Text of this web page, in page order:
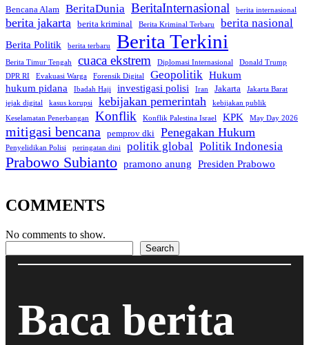
Bencana Alam BeritaDunia BeritaInternasional berita internasional
berita jakarta berita kriminal Berita Kriminal Terbaru berita nasional
Berita Politik berita terbaru Berita Terkini
Berita Timur Tengah cuaca ekstrem Diplomasi Internasional
Donald Trump
DPR RI
Evakuasi Warga Forensik Digital Geopolitik Hukum
hukum pidana
Ibadah Haji investigasi polisi Iran Jakarta
Jakarta Barat
jejak digital
kasus korupsi kebijakan pemerintah
kebijakan publik
Keselamatan Penerbangan
Konflik Konflik Palestina Israel KPK May Day 2026
mitigasi bencana pemprov dki Penegakan Hukum
Penyelidikan Polisi peringatan dini politik global Politik Indonesia
Prabowo Subianto pramono anung Presiden Prabowo
COMMENTS
No comments to show.
Search
Baca berita